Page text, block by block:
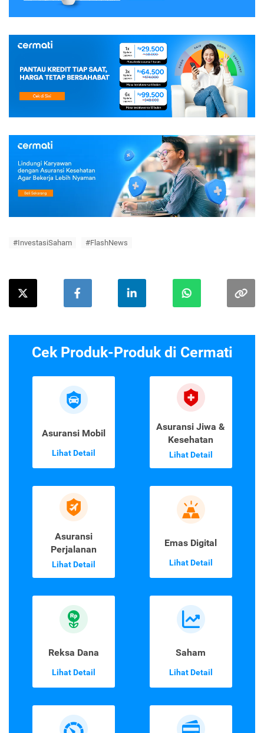
#InvestasiSaham #FlashNews
Cek Produk-Produk di Cermati
Asuransi Mobil
Lihat Detail
Asuransi Jiwa &
Kesehatan
Lihat Detail
Asuransi
Perjalanan
Lihat Detail
Emas Digital
Lihat Detail
Reksa Dana
Lihat Detail
Saham
Lihat Detail